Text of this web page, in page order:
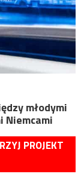
młodymi
Niemcami
PROJEKT